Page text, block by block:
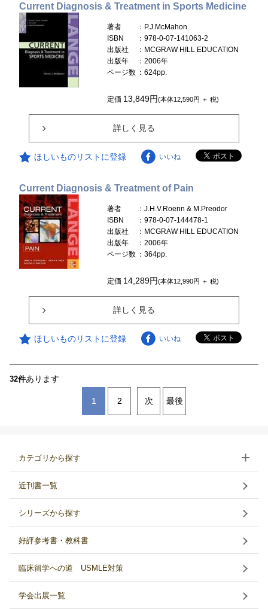
Current Diagnosis & Treatment in Sports Medicine
著者
：P.J.McMahon
ISBN
：978-0-07-141063-2
出版社
：MCGRAW HILL EDUCATION
出版年
：2006年
ページ数 ：624pp.
定価 13,849円(本体12,590円 ＋ 税)
詳しく見る
ほしいものリストに登録 いいね
Current Diagnosis & Treatment of Pain
著者
：J.H.V.Roenn & M.Preodor
ISBN
：978-0-07-144478-1
出版社
：MCGRAW HILL EDUCATION
出版年
：2006年
ページ数 ：364pp.
定価 14,289円(本体12,990円 ＋ 税)
詳しく見る
ほしいものリストに登録 いいね
32件あります
1 2 次 最後
カテゴリから探す
近刊書一覧
シリーズから探す
好評参考書・教科書
臨床留学への道 USMLE対策
学会出展一覧